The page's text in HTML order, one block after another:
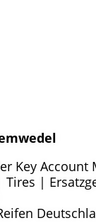
Key Account
|